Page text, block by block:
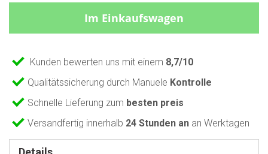
Im Einkaufswagen
Kunden bewerten uns mit einem 8,7/10
Qualitätssicherung durch Manuele Kontrolle
Schnelle Lieferung zum besten preis
Versandfertig innerhalb 24 Stunden an an Werktagen